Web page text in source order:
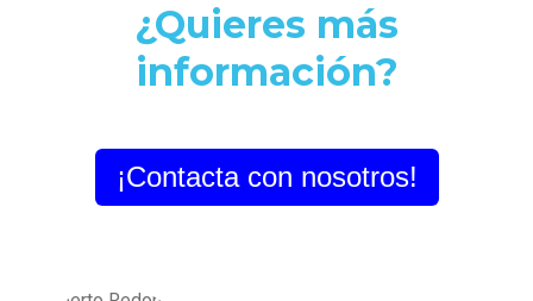
¿Quieres más
información?
¡Contacta con nosotros!